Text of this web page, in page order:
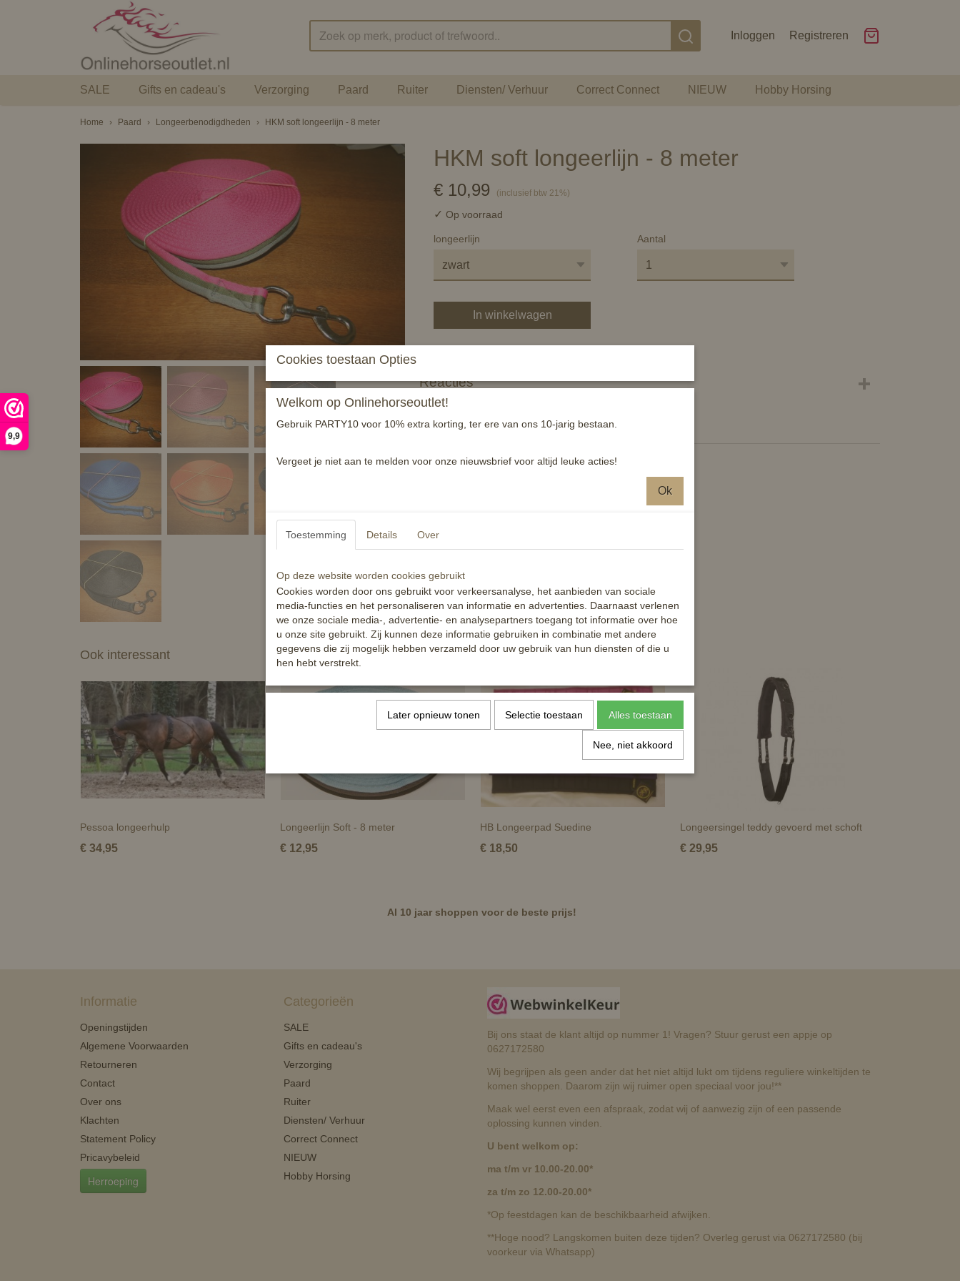
9,9
Inloggen Registreren
SALE Gifts en cadeau's Verzorging Paard Ruiter Diensten/ Verhuur Correct Connect NIEUW Hobby Horsing
Home › Paard › Longeerbenodigdheden › HKM soft longeerlijn - 8 meter
HKM soft longeerlijn - 8 meter
€ 10,99 (inclusief btw 21%)
✓ Op voorraad
longeerlijn Aantal
In winkelwagen
Reacties
Ook interessant
Pessoa longeerhulp
€ 34,95
Longeerlijn Soft - 8 meter
€ 12,95
HB Longeerpad Suedine
€ 18,50
Longeersingel teddy gevoerd met schoft
€ 29,95
Al 10 jaar shoppen voor de beste prijs!
Informatie
Openingstijden
Algemene Voorwaarden
Retourneren
Contact
Over ons
Klachten
Statement Policy
Pricavybeleid
Herroeping
Categorieën
SALE
Gifts en cadeau's
Verzorging
Paard
Ruiter
Diensten/ Verhuur
Correct Connect
NIEUW
Hobby Horsing
Bij ons staat de klant altijd op nummer 1! Vragen? Stuur gerust een appje op
0627172580
Wij begrijpen als geen ander dat het niet altijd lukt om tijdens reguliere winkeltijden te
komen shoppen. Daarom zijn wij ruimer open speciaal voor jou!**
Maak wel eerst even een afspraak, zodat wij of aanwezig zijn of een passende
oplossing kunnen vinden.
U bent welkom op:
ma t/m vr 10.00-20.00*
za t/m zo 12.00-20.00*
*Op feestdagen kan de beschikbaarheid afwijken.
**Hoge nood? Langskomen buiten deze tijden? Overleg gerust via 0627172580 (bij
voorkeur via Whatsapp)
Cookies toestaan Opties
Welkom op Onlinehorseoutlet!
Gebruik PARTY10 voor 10% extra korting, ter ere van ons 10-jarig bestaan.
Vergeet je niet aan te melden voor onze nieuwsbrief voor altijd leuke acties!
Ok
Toestemming Details Over
Op deze website worden cookies gebruikt
Cookies worden door ons gebruikt voor verkeersanalyse, het aanbieden van sociale
media-functies en het personaliseren van informatie en advertenties. Daarnaast verlenen
we onze sociale media-, advertentie- en analysepartners toegang tot informatie over hoe
u onze site gebruikt. Zij kunnen deze informatie gebruiken in combinatie met andere
gegevens die zij mogelijk hebben verzameld door uw gebruik van hun diensten of die u
hen hebt verstrekt.
Later opnieuw tonen Selectie toestaan Alles toestaan
Nee, niet akkoord